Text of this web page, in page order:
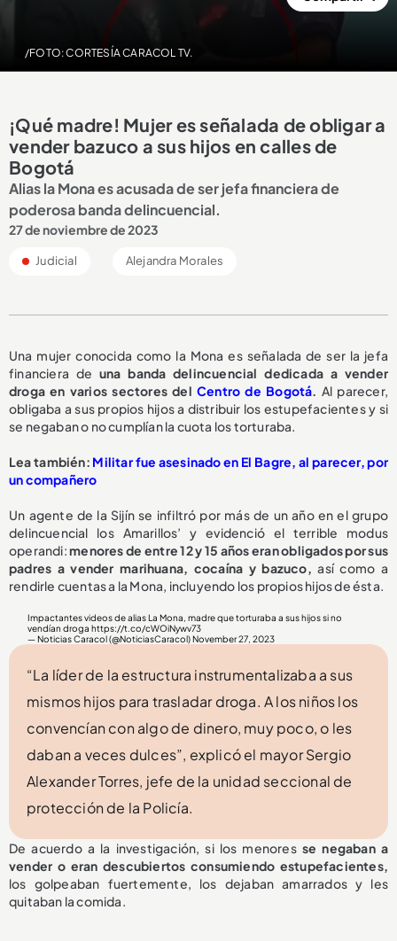
/FOTO: CORTESÍA CARACOL TV.
¡Qué madre! Mujer es señalada de obligar a
vender bazuco a sus hijos en calles de
Bogotá
Alias la Mona es acusada de ser jefa financiera de
poderosa banda delincuencial.
27 de noviembre de 2023
Judicial Alejandra Morales
Una mujer conocida como la Mona es señalada de ser la jefa
financiera de una banda delincuencial dedicada a vender
droga en varios sectores del Centro de Bogotá. Al parecer,
obligaba a sus propios hijos a distribuir los estupefacientes y si
se negaban o no cumplían la cuota los torturaba.
Lea también: Militar fue asesinado en El Bagre, al parecer, por
un compañero
Un agente de la Sijín se infiltró por más de un año en el grupo
delincuencial los Amarillos’ y evidenció el terrible modus
operandi:menores de entre 12 y 15 años eran obligados por sus
padres a vender marihuana, cocaína y bazuco,así como a
rendirle cuentas a la Mona, incluyendo los propios hijos de ésta.
Impactantes videos de alias La Mona, madre que torturaba a sus hijos si no
vendían drogahttps://t.co/cWOiNywv73
— Noticias Caracol (@NoticiasCaracol)November 27, 2023
“La líder de la estructura instrumentalizaba a sus
mismos hijos para trasladar droga. A los niños los
convencían con algo de dinero, muy poco, o les
daban a veces dulces”, explicó el mayor Sergio
Alexander Torres, jefe de la unidad seccional de
protección de la Policía.
De acuerdo a la investigación, si los menores se negaban a
vender o eran descubiertos consumiendo estupefacientes,
los golpeaban fuertemente, los dejaban amarrados y les
quitaban la comida.